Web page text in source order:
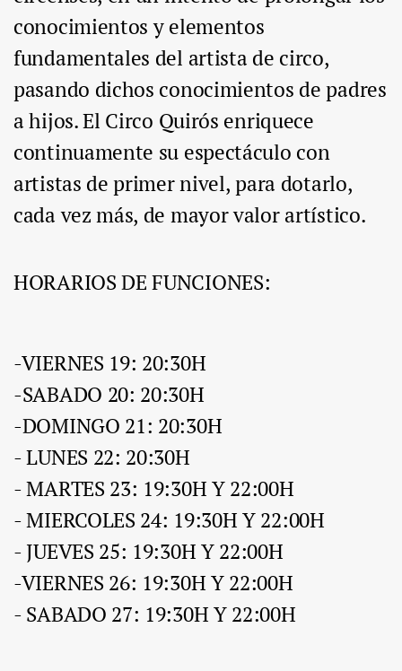
conocimientos y elementos
fundamentales del artista de circo,
pasando dichos conocimientos de padres
a hijos. El Circo Quirós enriquece
continuamente su espectáculo con
artistas de primer nivel, para dotarlo,
cada vez más, de mayor valor artístico.
HORARIOS DE FUNCIONES:
-VIERNES 19: 20:30H
-SABADO 20: 20:30H
-DOMINGO 21: 20:30H
- LUNES 22: 20:30H
- MARTES 23: 19:30H Y 22:00H
- MIERCOLES 24: 19:30H Y 22:00H
- JUEVES 25: 19:30H Y 22:00H
-VIERNES 26: 19:30H Y 22:00H
- SABADO 27: 19:30H Y 22:00H